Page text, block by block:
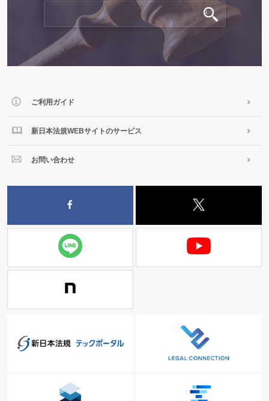
ご利用ガイド
新日本法規WEBサイトのサービス
お問い合わせ